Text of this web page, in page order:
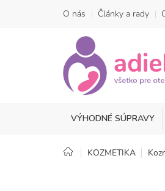
O nás Články a rady
VÝHODNÉ SÚPRAVY
Domov
KOZMETIKA